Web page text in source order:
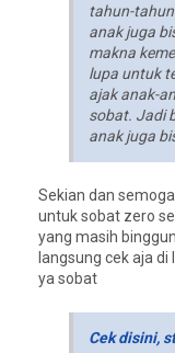
tahun-
anak juga
makna
lupa untuk
ajak anak-
sobat. Jadi
anak juga
Sekian dan
untuk sobat zero
yang masih
langsung cek aja di
ya sobat
Cek disini,